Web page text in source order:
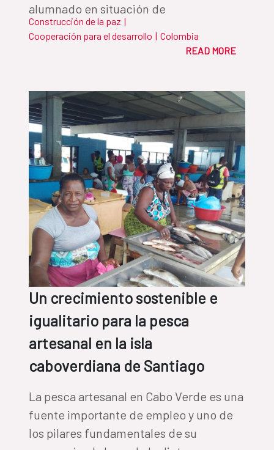
alumnado en situación de
vulnerabilidad, en uno de los municipios
colombianos que presenta grandes
Construcción de la paz |
Cooperación para el desarrollo | Colombia
READ MORE
Un crecimiento sostenible e
igualitario para la pesca
artesanal en la isla
caboverdiana de Santiago
La pesca artesanal en Cabo Verde es una
fuente importante de empleo y uno de
los pilares fundamentales de su